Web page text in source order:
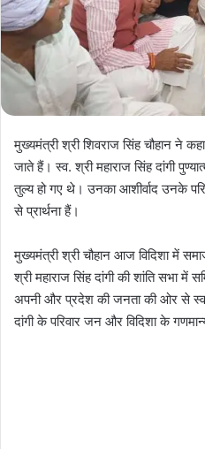
मुख्यमंत्री श्री शिवराज सिंह चौहान ने
जाते हैं। स्व. श्री महाराज सिंह दांगी
तुल्य हो गए थे। उनका आशीर्वाद उनके
से प्रार्थना हैं।
मुख्यमंत्री श्री चौहान आज विदिशा में
श्री महाराज सिंह दांगी की शांति सभा में
अपनी और प्रदेश की जनता की ओर से स्व.
दांगी के परिवार जन और विदिशा के